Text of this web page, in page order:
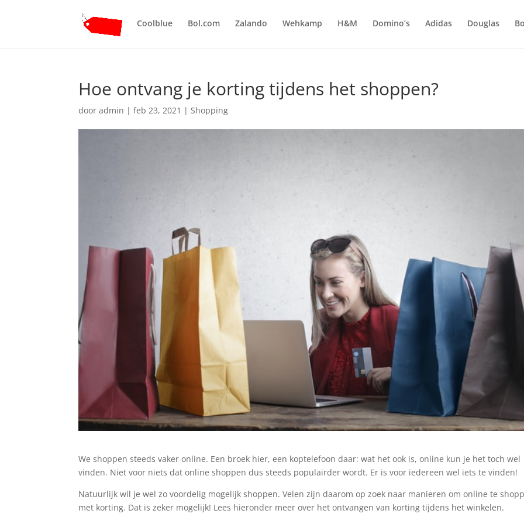
Coolblue Bol.com Zalando Wehkamp H&M Domino’s Adidas Douglas
Hoe ontvang je korting tijdens het shoppen?
dooradmin |feb 23, 2021 |Shopping
We shoppen steeds vaker online. Een broek hier, een koptelefoon daar: wat het ook is, online kun je het toch wel
vinden. Niet voor niets dat online shoppen dus steeds populairder wordt. Er is voor iedereen wel iets te vinden!
Natuurlijk wil je wel zo voordelig mogelijk shoppen. Velen zijn daarom op zoek naar manieren om online te
met korting. Dat is zeker mogelijk! Lees hieronder meer over het ontvangen van korting tijdens het winkelen.